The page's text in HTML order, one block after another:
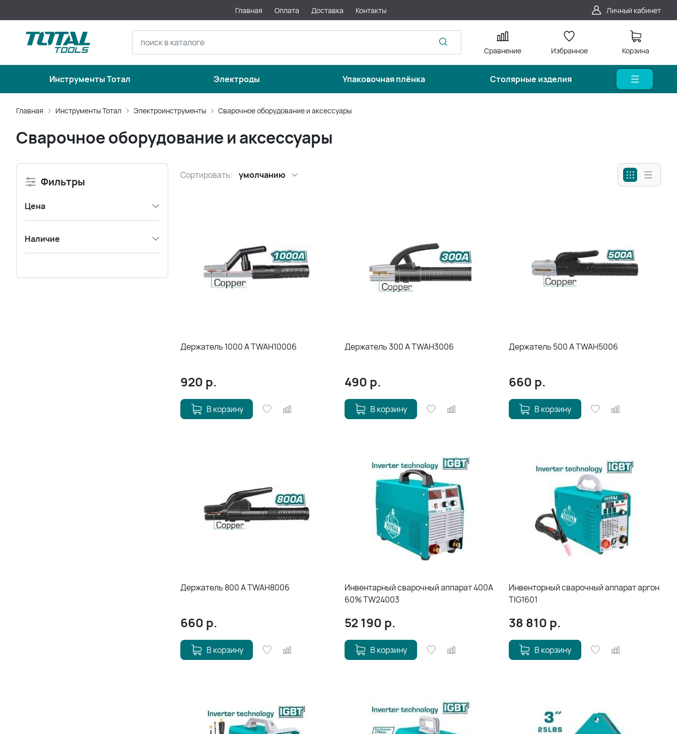
Главная Оплата Доставка Контакты Личный кабинет
Сравнение Избранное Корзина
Инструменты Тотал Электроды Упаковочная плёнка Столярные изделия
Главная Инструменты Тотал Электроинструменты Сварочное оборудование и аксессуары
Сварочное оборудование и аксессуары
Фильтры
Цена
Наличие
Сортировать: умолчанию
Держатель 1000 A TWAH10006
920 р.
В корзину
Держатель 300 A TWAH3006
490 р.
В корзину
Держатель 500 A TWAH5006
660 р.
В корзину
Держатель 800 A TWAH8006
660 р.
В корзину
Инвентарный сварочный аппарат 400А
60% TW24003
52 190 р.
В корзину
Инвенторный сварочный аппарат аргон
TIG1601
38 810 р.
В корзину